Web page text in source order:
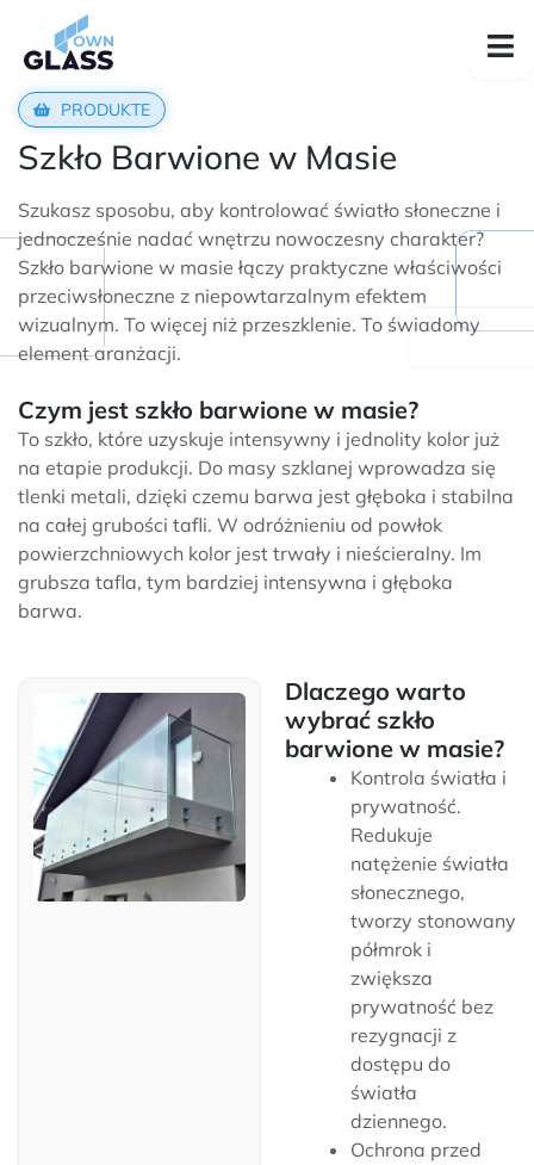
PRODUKTE
Szkło Barwione w Masie
Szukasz sposobu, aby kontrolować światło słoneczne i
jednocześnie nadać wnętrzu nowoczesny charakter?
Szkło barwione w masie łączy praktyczne właściwości
przeciwsłoneczne z niepowtarzalnym efektem
wizualnym. To więcej niż przeszklenie. To świadomy
element aranżacji.
Czym jest szkło barwione w masie?
To szkło, które uzyskuje intensywny i jednolity kolor już
na etapie produkcji. Do masy szklanej wprowadza się
tlenki metali, dzięki czemu barwa jest głęboka i stabilna
na całej grubości tafli. W odróżnieniu od powłok
powierzchniowych kolor jest trwały i nieścieralny. Im
grubsza tafla, tym bardziej intensywna i głęboka
barwa.
Dlaczego warto
wybrać szkło
barwione w masie?
Kontrola światła i
prywatność.
Redukuje
natężenie światła
słonecznego,
tworzy stonowany
półmrok i
zwiększa
prywatność bez
rezygnacji z
dostępu do
światła
dziennego.
Ochrona przed